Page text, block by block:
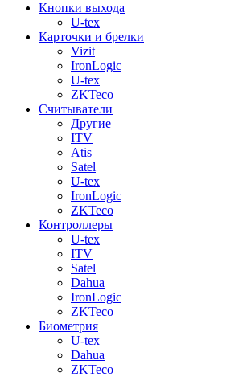
Кнопки выхода
U-tex
Карточки и брелки
Vizit
IronLogic
U-tex
ZKTeco
Считыватели
Другие
ITV
Atis
Satel
U-tex
IronLogic
ZKTeco
Контроллеры
U-tex
ITV
Satel
Dahua
IronLogic
ZKTeco
Биометрия
U-tex
Dahua
ZKTeco